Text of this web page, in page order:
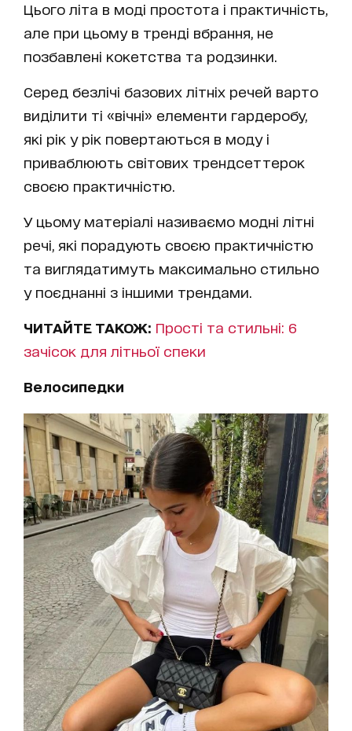
Цього літа в моді простота і практичність,
але при цьому в тренді вбрання, не
позбавлені кокетства та родзинки.
Серед безлічі базових літніх речей варто
виділити ті «вічні» елементи гардеробу,
які рік у рік повертаються в моду і
приваблюють світових трендсеттерок
своєю практичністю.
У цьому матеріалі називаємо модні літні
речі, які порадують своєю практичністю
та виглядатимуть максимально стильно
у поєднанні з іншими трендами.
ЧИТАЙТЕ ТАКОЖ: Прості та стильні: 6
зачісок для літньої спеки
Велосипедки